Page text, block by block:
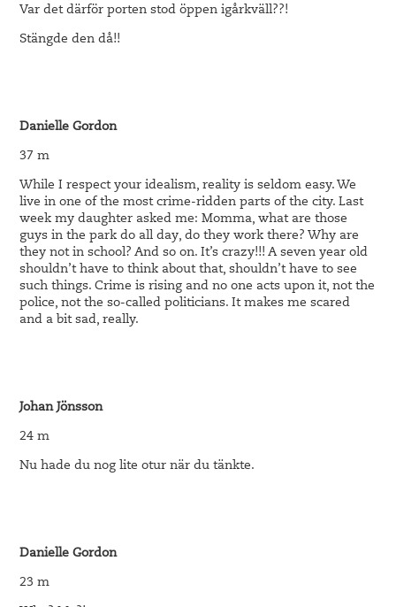
Var det därför porten stod öppen igårkväll??!
Stängde den då!!
Danielle Gordon
37 m
While I respect your idealism, reality is seldom easy. We
live in one of the most crime-ridden parts of the city. Last
week my daughter asked me: Momma, what are those
guys in the park do all day, do they work there? Why are
they not in school? And so on. It’s crazy!!! A seven year old
shouldn’t have to think about that, shouldn’t have to see
such things. Crime is rising and no one acts upon it, not the
police, not the so-called politicians. It makes me scared
and a bit sad, really.
Johan Jönsson
24 m
Nu hade du nog lite otur när du tänkte.
Danielle Gordon
23 m